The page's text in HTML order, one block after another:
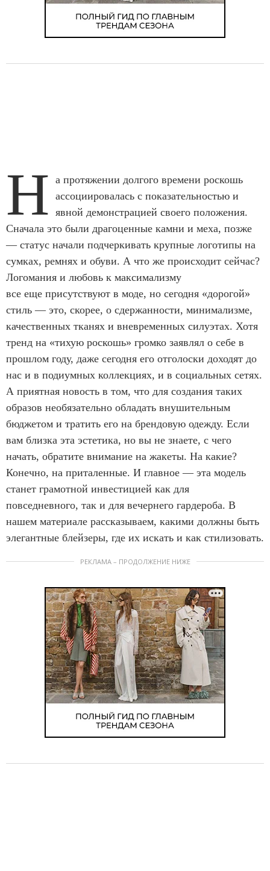
Н а протяжении долгого времени роскошь
ассоциировалась с показательностью и
явной демонстрацией своего положения.
Сначала это были драгоценные камни и меха, позже
— статус начали подчеркивать крупные логотипы на
сумках, ремнях и обуви. А что же происходит сейчас?
Логомания и любовь к максимализму
все еще присутствуют в моде, но сегодня «дорогой»
стиль — это, скорее, о сдержанности, минимализме,
качественных тканях и вневременных силуэтах. Хотя
тренд на «тихую роскошь» громко заявлял о себе в
прошлом году, даже сегодня его отголоски доходят до
нас и в подиумных коллекциях, и в социальных сетях.
А приятная новость в том, что для создания таких
образов необязательно обладать внушительным
бюджетом и тратить его на брендовую одежду. Если
вам близка эта эстетика, но вы не знаете, с чего
начать, обратите внимание на жакеты. На какие?
Конечно, на приталенные. И главное — эта модель
станет грамотной инвестицией как для
повседневного, так и для вечернего гардероба. В
нашем материале рассказываем, какими должны быть
элегантные блейзеры, где их искать и как стилизовать.
РЕКЛАМА – ПРОДОЛЖЕНИЕ НИЖЕ